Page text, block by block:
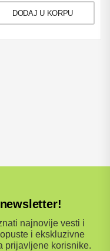
DODAJ U KORPU
najnovije vesti i
i ekskluzivne
prijavljene korisnike.